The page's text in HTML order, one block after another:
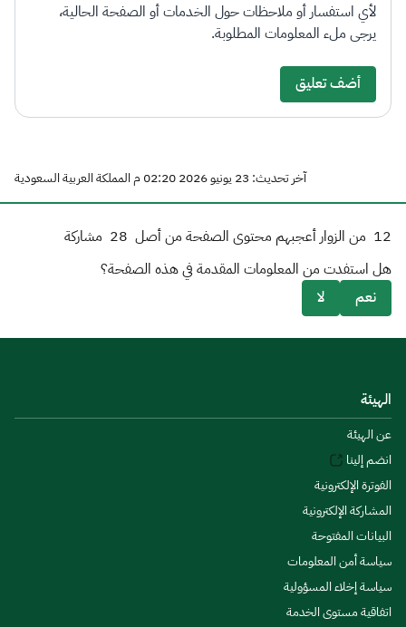
لأي استفسار أو ملاحظات حول الخدمات أو الصفحة الحالية،
يرجى ملء المعلومات المطلوبة.
أضف تعليق
آخر تحديث: 23 يونيو 2026 02:20 م المملكة العربية السعودية
12 من الزوار أعجبهم محتوى الصفحة من أصل 28 مشاركة
هل استفدت من المعلومات المقدمة في هذه الصفحة؟
نعم
لا
الهيئة
عن الهيئة
انضم إلينا
الفوترة الإلكترونية
المشاركة الإلكترونية
البيانات المفتوحة
سياسة أمن المعلومات
سياسة إخلاء المسؤولية
اتفاقية مستوى الخدمة